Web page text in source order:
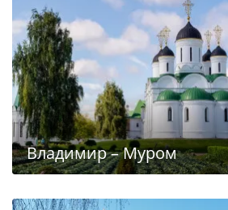
Владимир – Муром